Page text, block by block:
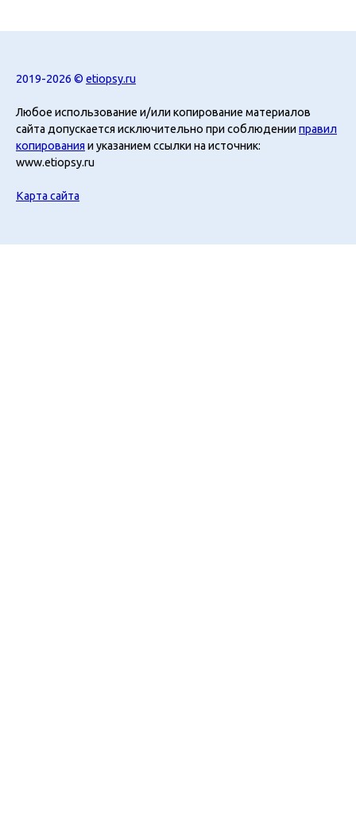
2019-2026 © etiopsy.ru
Любое использование и/или копирование материалов
сайта допускается исключительно при соблюденииправил
копирования и указанием ссылки на источник:
www.etiopsy.ru
Карта сайта